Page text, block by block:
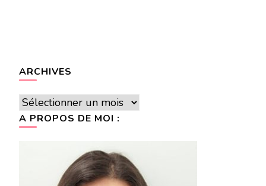
ARCHIVES
Archives
A PROPOS DE MOI :